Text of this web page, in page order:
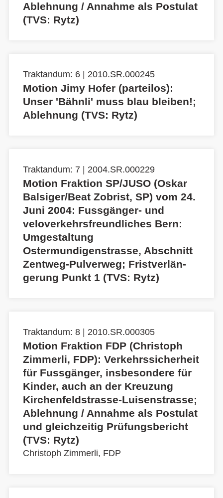
Ablehnung / Annahme als Postulat
(TVS: Rytz)
Traktandum: 6 | 2010.SR.000245
Motion Jimy Hofer (parteilos):
Unser 'Bähnli' muss blau bleiben!;
Ablehnung (TVS: Rytz)
Traktandum: 7 | 2004.SR.000229
Motion Fraktion SP/JUSO (Oskar
Balsiger/Beat Zobrist, SP) vom 24.
Juni 2004: Fussgänger- und
veloverkehrsfreundliches Bern:
Umgestaltung
Ostermundigenstrasse, Abschnitt
Zentweg-Pulverweg; Fristverlän-
gerung Punkt 1 (TVS: Rytz)
Traktandum: 8 | 2010.SR.000305
Motion Fraktion FDP (Christoph
Zimmerli, FDP): Verkehrssicherheit
für Fussgänger, insbesondere für
Kinder, auch an der Kreuzung
Kirchenfeldstrasse-Luisenstrasse;
Ablehnung / Annahme als Postulat
und gleichzeitig Prüfungsbericht
(TVS: Rytz)
Christoph Zimmerli, FDP